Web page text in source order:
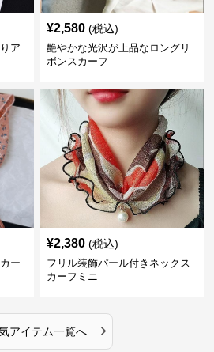
ア
¥2,580 (税込)
艶やかな光沢が上品なロングリ
ボンスカーフ
ー
¥2,380 (税込)
フリル装飾パール付きネックス
カーフミニ
アイテム一覧へ ›